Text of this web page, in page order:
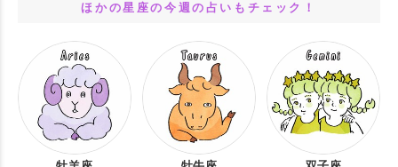
ほかの星座の今週の占いもチェック！